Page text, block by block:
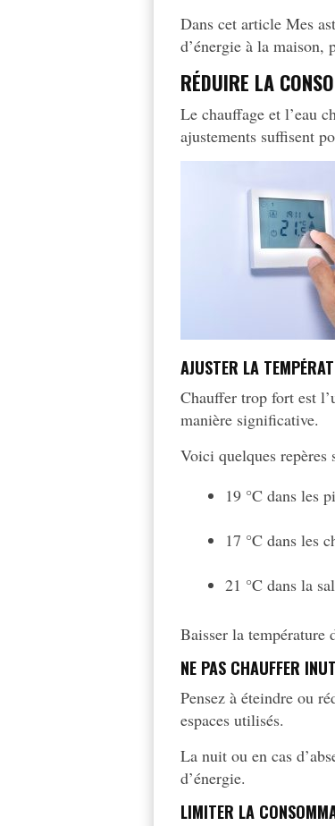
Dans cet article Mes
d’énergie à la maison,
RÉDUIRE LA
Le chauffage et l’eau
ajustements suffisent
AJUSTER LA
Chauffer trop fort est
manière significative.
Voici quelques repères
19 °C dans les
17 °C dans les
21 °C dans la
Baisser la température
NE PAS CHAUFFER
Pensez à éteindre ou
espaces utilisés.
La nuit ou en cas
d’énergie.
LIMITER LA